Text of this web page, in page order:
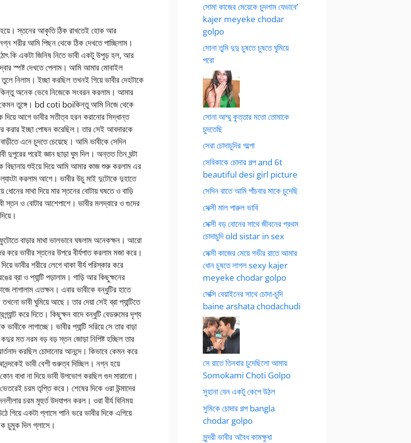
হয়ে। স্তনের আকৃতি ঠিক রাখতেই হোক আর
শরীর আমি পিছন থেকে ঠিক দেখতে পাচ্ছিলাম।
কি একটা জিনিষ নিতে ভাবী একটু উপুড় হল, আর
স্পষ্ট দেখতে পেলাম। আমি আমার মোবাইল
তুলে নিলাম। ইচ্ছা করছিল তখনই গিয়ে ভাবীর দেহটাকে
অনেক ভেবে নিজেকে সংবরন করলাম। আমার
তুঙ্গে। bd coti boiকিন্তু আমি নিজে থেকে
আগে ভাবীর সতীত্ব হরন করানোর সিদ্ধান্ত
করার ইচ্ছা পোষন করেছিল। তার সেই আবদারকে
এনে চুদতে চেয়েছে। আমি ভাবীকে সেদিন
দুপুরের পরেই জ্ঞান ছাড়া ঘুম দিল। অন্তত তিন ঘন্টা
বিছানায় শুইয়ে দিয়ে আমি আমার কাজ শুরু করলাম এর
করলাম আগে। ভাবীর উচু মাই দুটোকে দুহাতে
মাথা দিয়ে মার স্তনের বোটায় ঘষতে ও বাড়ি
স্তন ও বোটার আশেপাশে। ভাবীর মলদ্বারে ও গুদের
বাড়ার মাথা ভালভাবে ঘষলাম অনেকক্ষন। আরো
করে ভাবীর স্তনের উপরে বীর্যপাত করলাম মজা করে।
ভাবীর শরীরে লেগে থাকা বীর্য পরিস্কার করে
ব্রা ও প্যান্টি পড়ালাম। গাড়ি আর কিছুক্ষনের
লাগালাম এতক্ষন। এবার ভাবীকে বন্ধুটির হাতে
ভাবী ঘুমিয়ে আছে। তার দেয়া সেই ব্রা প্যান্টিতে
করে দিতে। কিছুক্ষন বাদে বন্ধুটি বেডরুমের দৃশ্য
লাগাচ্ছে। ভাবীর প্যান্টি সরিয়ে সে তার বাড়া
মত নরম বড় বড় স্তন জোড়া নিপিষ্ট হচ্ছিল তার
করছিল চোদানোর আনন্দে। কিভাবে কেমন করে
ভাবী বেশী গুরুত্ব দিচ্ছিল। নগ্ন হয়ে
বাধা না দিয়ে ভাবী উপভোগ করছিল গুদ মারানো।
চরম তৃপ্তি করে। শেষের দিকে ওরা উন্মাদের
চরম মূহুর্ত উদযাপন করল। ওরা বীর্য বিনিময়
একটা গ্লাসে পানি ভরে ভাবীর দিকে এগিয়ে
চুমুক দিল গ্লাসে।
সোমা কাজের মেয়েকে চুদলাম যেভাবে’
kajer meyeke chodar
golpo
সোনা তুমি দুদু চুষতে চুষতে ঘুমিয়ে
পরো
সোনা আম্মু কুত্তার মতো তোমাকে
চুদতেছি
সেরা চোদাচুদির গল্পো
সেবিকাকে চোদার গল্প and 6t
beautiful desi girl picture
সেদিন রাতে আমি পাঁচবার মাকে চুদেছি
সেক্সী মাল পারুল ভাবি
সেক্সী বড় বোনের সাথে জীবনের প্রথম
চোদাচুদি old sistar in sex
সেক্সী কাজের মেয়ে গভীর রাতে আমার
ধোন চুষতে লাগল sexy kajer
meyeke chodar golpo
সেক্সি বেয়াইনের সাথে চোদা-চুদি
baine arshata chodachudi
সে রাতে তিনবার চুদেছিলো আমায়
Somokami Choti Golpo
সুহানা যেন একটু কেপে উঠল
সুমিকে চোদার গল্প bangla
chodar golpo
সুন্দরী ভাবীর অবৈধ কামক্ষুধা